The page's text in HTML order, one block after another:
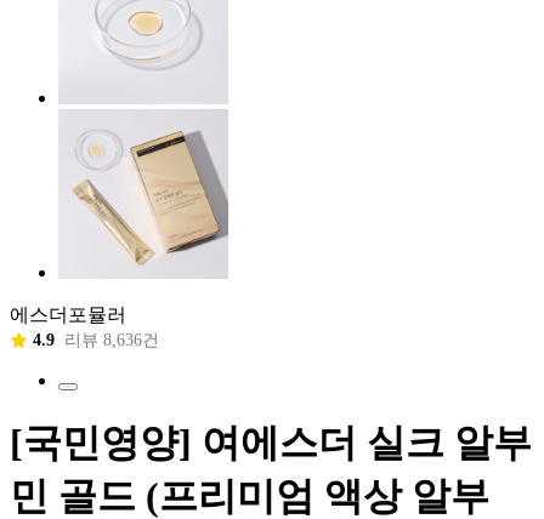
에스더포뮬러
4.9 리뷰 8,636건
[국민영양] 여에스더 실크 알부
민 골드 (프리미엄 액상 알부